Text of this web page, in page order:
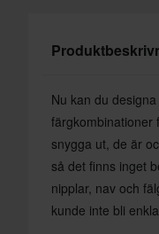
Nu kan du
färgkombinationer
snygga ut, de är
så det finns inget
nipplar, nav och
kunde inte bli